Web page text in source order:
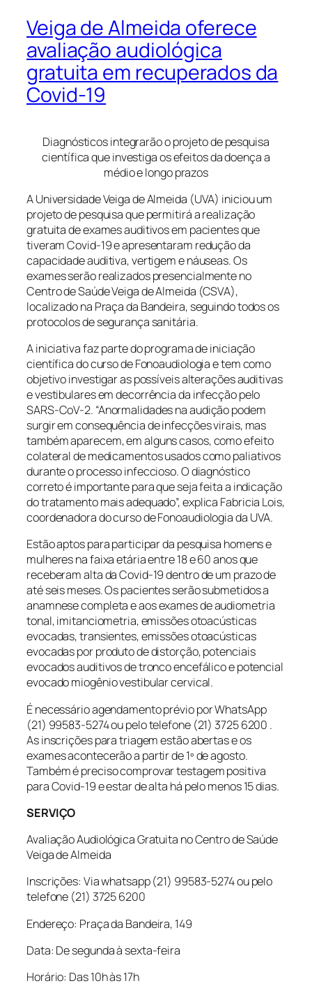
Veiga de Almeida oferece
avaliação audiológica
gratuita em recuperados da
Covid-19
Diagnósticos integrarão o projeto de pesquisa
científica que investiga os efeitos da doença a
médio e longo prazos
A Universidade Veiga de Almeida (UVA) iniciou um
projeto de pesquisa que permitirá a realização
gratuita de exames auditivos em pacientes que
tiveram Covid-19 e apresentaram redução da
capacidade auditiva, vertigem e náuseas. Os
exames serão realizados presencialmente no
Centro de Saúde Veiga de Almeida (CSVA),
localizado na Praça da Bandeira, seguindo todos os
protocolos de segurança sanitária.
A iniciativa faz parte do programa de iniciação
científica do curso de Fonoaudiologia e tem como
objetivo investigar as possíveis alterações auditivas
e vestibulares em decorrência da infecção pelo
SARS-CoV-2. “Anormalidades na audição podem
surgir em consequência de infecções virais, mas
também aparecem, em alguns casos, como efeito
colateral de medicamentos usados como paliativos
durante o processo infeccioso. O diagnóstico
correto é importante para que seja feita a indicação
do tratamento mais adequado”, explica Fabricia Lois,
coordenadora do curso de Fonoaudiologia da UVA.
Estão aptos para participar da pesquisa homens e
mulheres na faixa etária entre 18 e 60 anos que
receberam alta da Covid-19 dentro de um prazo de
até seis meses. Os pacientes serão submetidos a
anamnese completa e aos exames de audiometria
tonal, imitanciometria, emissões otoacústicas
evocadas, transientes, emissões otoacústicas
evocadas por produto de distorção, potenciais
evocados auditivos de tronco encefálico e potencial
evocado miogênio vestibular cervical.
É necessário agendamento prévio por WhatsApp
(21) 99583-5274 ou pelo telefone (21) 3725 6200 .
As inscrições para triagem estão abertas e os
exames acontecerão a partir de 1º de agosto.
Também é preciso comprovar testagem positiva
para Covid-19 e estar de alta há pelo menos 15 dias.
SERVIÇO
Avaliação Audiológica Gratuita no Centro de Saúde
Veiga de Almeida
Inscrições: Via whatsapp (21) 99583-5274 ou pelo
telefone (21) 3725 6200
Endereço: Praça da Bandeira, 149
Data: De segunda à sexta-feira
Horário: Das 10h às 17h